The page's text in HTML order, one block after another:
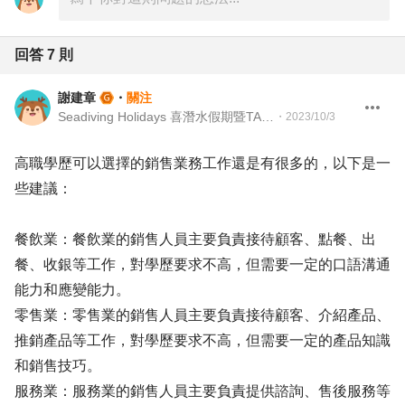
回答 7 則
謝建章 ・ 關注
・ 2023/10/3
高職學歷可以選擇的銷售業務工作還是有很多的，以下是一
些建議：
餐飲業：餐飲業的銷售人員主要負責接待顧客、點餐、出
餐、收銀等工作，對學歷要求不高，但需要一定的口語溝通
能力和應變能力。
零售業：零售業的銷售人員主要負責接待顧客、介紹產品、
推銷產品等工作，對學歷要求不高，但需要一定的產品知識
和銷售技巧。
服務業：服務業的銷售人員主要負責提供諮詢、售後服務等